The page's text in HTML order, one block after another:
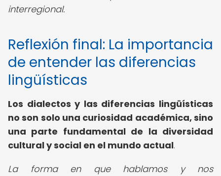
interregional.
Reflexión final: La importancia
de entender las diferencias
lingüísticas
Los dialectos y las diferencias lingüísticas
no son solo una curiosidad académica, sino
una parte fundamental de la diversidad
cultural y social en el mundo actual.
La forma en que hablamos y nos